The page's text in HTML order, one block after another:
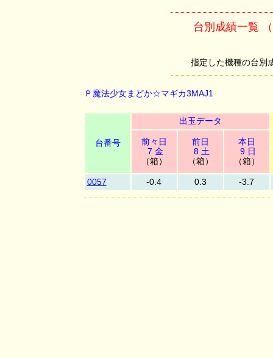
台別成績一覧
指定した機種の台別
Ｐ魔法少女まどか☆マギカ3MAJ1
台番号
出玉データ
前々日
7 金
（箱）
前日
8 土
（箱）
本日
9 日
（箱）
0057 -0.4 0.3 -3.7